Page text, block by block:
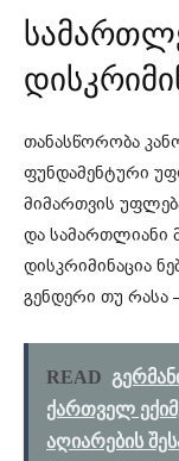
თანასწორობა
ფუნდამენტური
მიმართვის
და
დისკრიმინაცია
გენდერი თუ რასა
READ
ქართველ
აღიარების